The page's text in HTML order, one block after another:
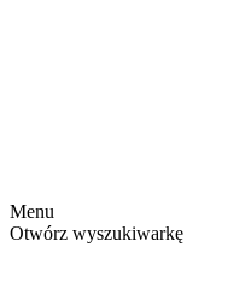
Menu
Otwórz wyszukiwarkę